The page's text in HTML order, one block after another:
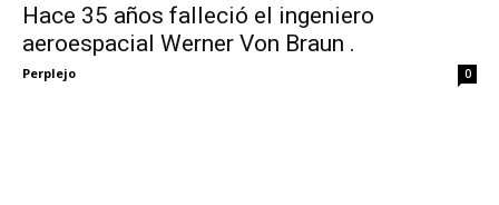
Hace 35 años falleció el ingeniero
aeroespacial Werner Von Braun .
Perplejo 0